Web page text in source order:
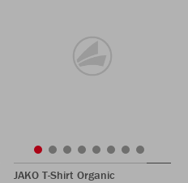
JAKO T-Shirt Organic